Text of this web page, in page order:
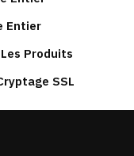
Entier
Produits
SSL